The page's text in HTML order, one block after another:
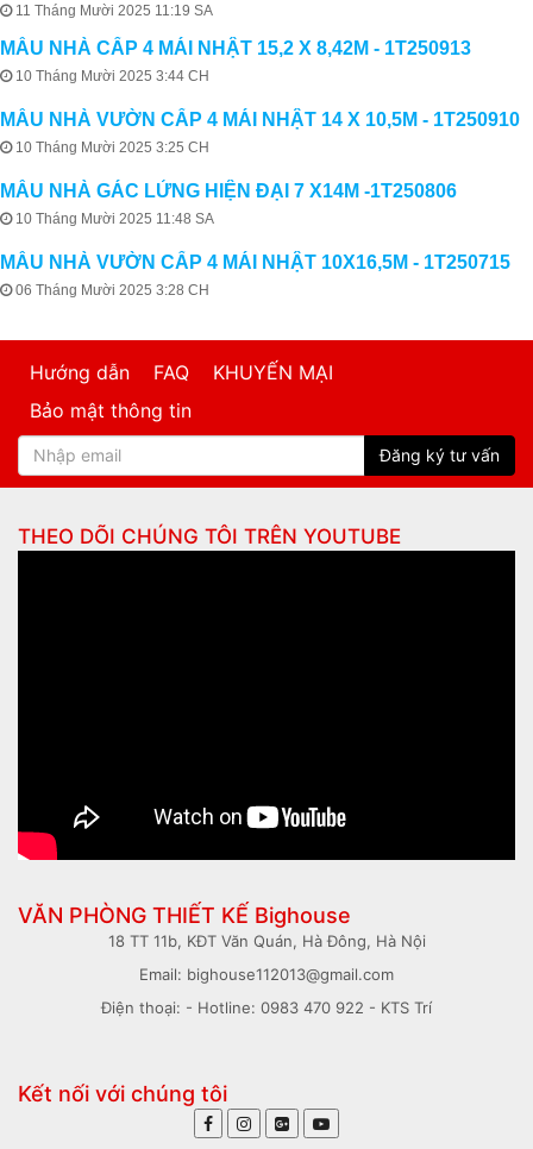
11 Tháng Mười 2025 11:19 SA
MẪU NHÀ CẤP 4 MÁI NHẬT 15,2 X 8,42M - 1T250913
10 Tháng Mười 2025 3:44 CH
MẪU NHÀ VƯỜN CẤP 4 MÁI NHẬT 14 X 10,5M - 1T250910
10 Tháng Mười 2025 3:25 CH
MẪU NHÀ GÁC LỬNG HIỆN ĐẠI 7 X14M -1T250806
10 Tháng Mười 2025 11:48 SA
MẪU NHÀ VƯỜN CẤP 4 MÁI NHẬT 10X16,5M - 1T250715
06 Tháng Mười 2025 3:28 CH
Hướng dẫn FAQ
KHUYẾN MẠI
Bảo mật thông tin
Đăng ký tư vấn
THEO DÕI CHÚNG TÔI TRÊN YOUTUBE
VĂN PHÒNG THIẾT KẾ Bighouse
18 TT 11b, KĐT Văn Quán, Hà Đông, Hà Nội
Email: bighouse112013@gmail.com
Điện thoại: - Hotline: 0983 470 922 - KTS Trí
Kết nối với chúng tôi